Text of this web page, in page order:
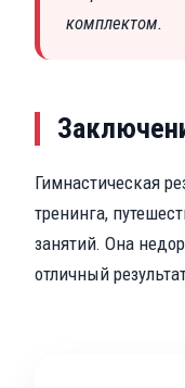
комплектом.
Гимнастическая
тренинга,
занятий. Она
отличный